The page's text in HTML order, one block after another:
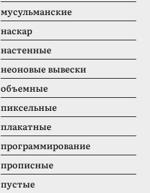
мусульманские
наскар
настенные
неоновые вывески
объемные
пиксельные
плакатные
программирование
прописные
пустые